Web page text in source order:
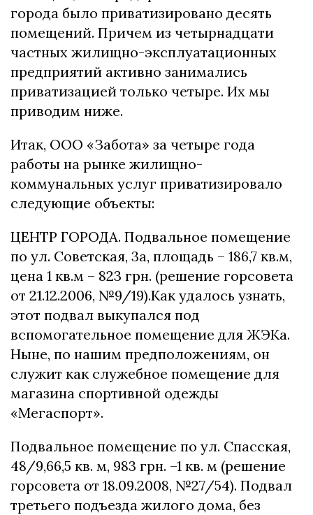
города было приватизировано десять
помещений. Причем из четырнадцати
частных жилищно-эксплуатационных
предприятий активно занимались
приватизацией только четыре. Их мы
приводим ниже.
Итак, ООО «Забота» за четыре года
работы на рынке жилищно-
коммунальных услуг приватизировало
следующие объекты:
ЦЕНТР ГОРОДА. Подвальное помещение
по ул. Советская, 3а, площадь – 186,7 кв.м,
цена 1 кв.м – 823 грн. (решение горсовета
от 21.12.2006, №9/19).Как удалось узнать,
этот подвал выкупался под
вспомогательное помещение для ЖЭКа.
Ныне, по нашим предположениям, он
служит как служебное помещение для
магазина спортивной одежды
«Мегаспорт».
Подвальное помещение по ул. Спасская,
48/9,66,5 кв. м, 983 грн. –1 кв. м (решение
горсовета от 18.09.2008, №27/54). Подвал
третьего подъезда жилого дома, без